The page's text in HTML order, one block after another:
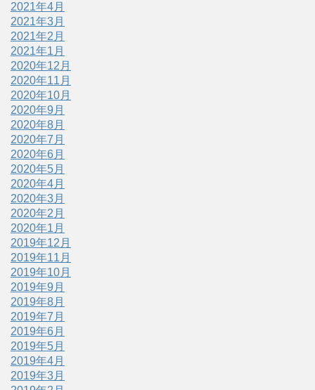
2021年4月
2021年3月
2021年2月
2021年1月
2020年12月
2020年11月
2020年10月
2020年9月
2020年8月
2020年7月
2020年6月
2020年5月
2020年4月
2020年3月
2020年2月
2020年1月
2019年12月
2019年11月
2019年10月
2019年9月
2019年8月
2019年7月
2019年6月
2019年5月
2019年4月
2019年3月